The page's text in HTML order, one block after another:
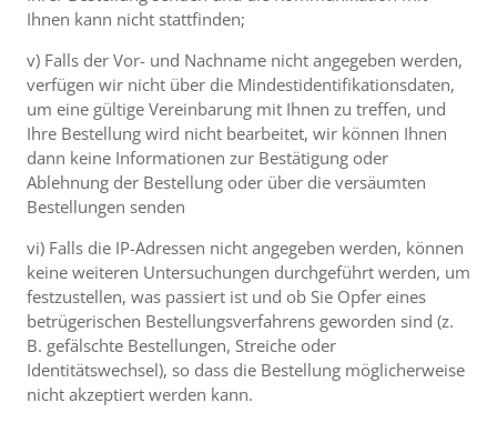
Ihnen kann nicht stattfinden;
v) Falls der Vor- und Nachname nicht angegeben werden,
verfügen wir nicht über die Mindestidentifikationsdaten,
um eine gültige Vereinbarung mit Ihnen zu treffen, und
Ihre Bestellung wird nicht bearbeitet, wir können Ihnen
dann keine Informationen zur Bestätigung oder
Ablehnung der Bestellung oder über die versäumten
Bestellungen senden
vi) Falls die IP-Adressen nicht angegeben werden, können
keine weiteren Untersuchungen durchgeführt werden, um
festzustellen, was passiert ist und ob Sie Opfer eines
betrügerischen Bestellungsverfahrens geworden sind (z.
B. gefälschte Bestellungen, Streiche oder
Identitätswechsel), so dass die Bestellung möglicherweise
nicht akzeptiert werden kann.